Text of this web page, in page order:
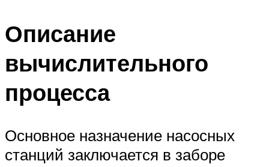
Описание
вычислительного
процесса
Основное назначение насосных
станций заключается в заборе